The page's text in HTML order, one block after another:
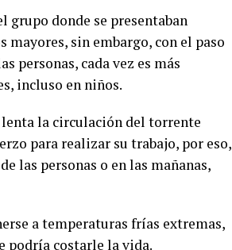
donde se presentaban
sin embargo, con el paso
personas, cada vez es más
incluso en niños.
la circulación del torrente
para realizar su trabajo, por eso,
las personas o en las mañanas,
a temperaturas frías extremas,
podría costarle la vida.